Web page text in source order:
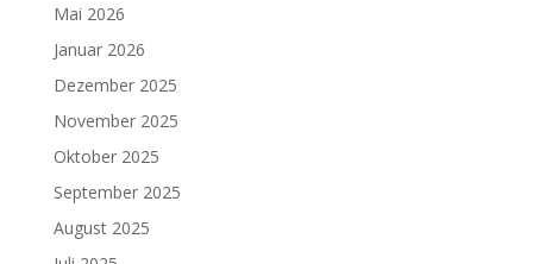
Mai 2026
Januar 2026
Dezember 2025
November 2025
Oktober 2025
September 2025
August 2025